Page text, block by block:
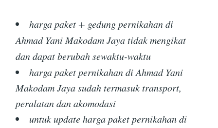
harga paket + gedung pernikahan di
Ahmad Yani Makodam Jaya tidak mengikat
dan dapat berubah sewaktu-waktu
harga paket pernikahan di Ahmad Yani
Makodam Jaya sudah termasuk transport,
peralatan dan akomodasi
untuk update harga paket pernikahan di